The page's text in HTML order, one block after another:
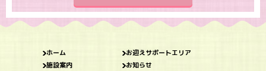
ホーム
施設案内
お迎えサポートエリア
お知らせ